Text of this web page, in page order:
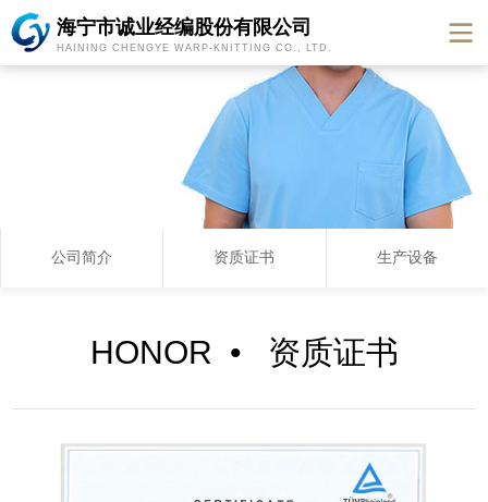
海宁市诚业经编股份有限公司
HAINING CHENGYE WARP-KNITTING CO., LTD.
公司简介 资质证书 生产设备
HONOR • 资质证书